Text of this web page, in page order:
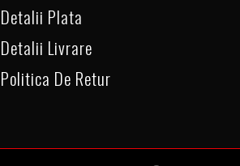
Detalii Plata
Detalii Livrare
Politica De Retur